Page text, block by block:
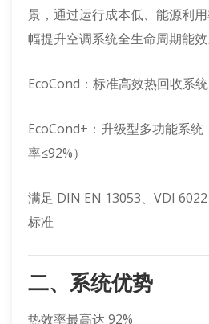
景，通过运行成本低、能源利
幅提升空调系统全生命周期能效
EcoCond：标准高效热回收系统
EcoCond+：升级型多功能系统
率≤92%）
满足 DIN EN 13053、VDI
标准
二、系统优势
热效率最高达 92%